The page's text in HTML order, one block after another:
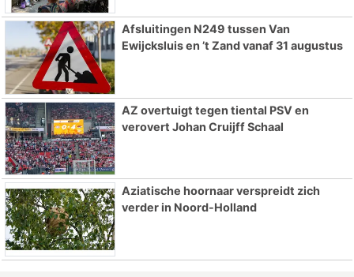
Afsluitingen N249 tussen Van
Ewijcksluis en ’t Zand vanaf 31 augustus
AZ overtuigt tegen tiental PSV en
verovert Johan Cruijff Schaal
Aziatische hoornaar verspreidt zich
verder in Noord-Holland